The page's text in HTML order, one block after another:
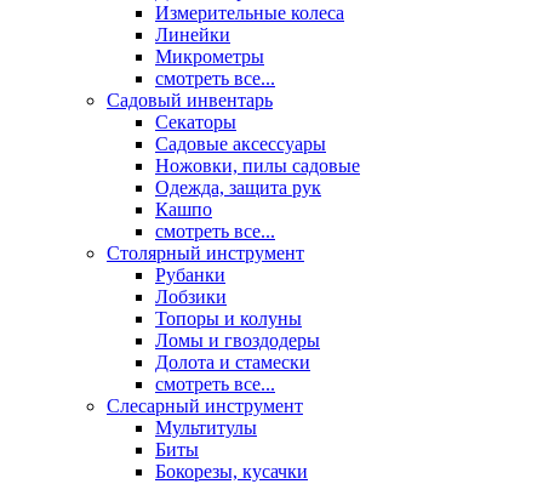
Измерительные колеса
Линейки
Микрометры
смотреть все...
Садовый инвентарь
Секаторы
Садовые аксессуары
Ножовки, пилы садовые
Одежда, защита рук
Кашпо
смотреть все...
Столярный инструмент
Рубанки
Лобзики
Топоры и колуны
Ломы и гвоздодеры
Долота и стамески
смотреть все...
Слесарный инструмент
Мультитулы
Биты
Бокорезы, кусачки